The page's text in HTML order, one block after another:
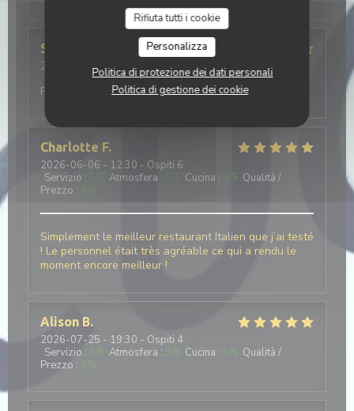
Rifiuta tutti i cookie
Personalizza
Politica di protezione dei dati personali
Politica di gestione dei cookie
SYLVIE
2026-07-28 - 19:30 - Ospiti 3
4/5 Atmosfera:4/5 Cucina:5/5 Qualità /
Prezzo
Charlotte F
2026-06-06 - 12:30 - Ospiti 6
Servizio : Atmosfera : Cucina : /5 Qualità /
Prezzo :
Simplement le meilleur restaurant Italien que j’ai testé
! Le personnel était très agréable ce qui a rendu le
moment encore meilleur !
Alison B
2026-07-25 - 19:30 - Ospiti 4
Servizio : Atmosfera : Cucina :
Qualità /
Prezzo : 5 /5